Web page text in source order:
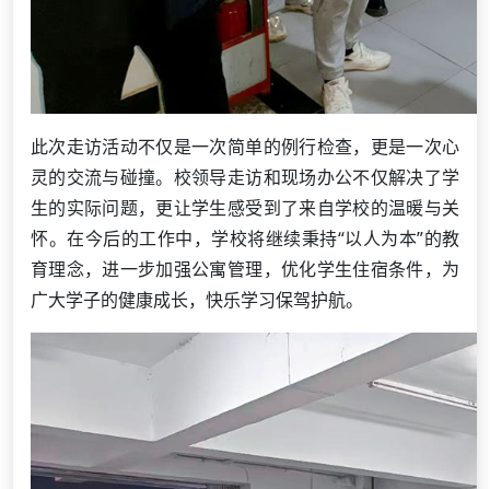
此次走访活动不仅是一次简单的例行检查，更是一次心
灵的交流与碰撞。校领导走访和现场办公不仅解决了学
生的实际问题，更让学生感受到了来自学校的温暖与关
怀。在今后的工作中，学校将继续秉持“以人为本”的教
育理念，进一步加强公寓管理，优化学生住宿条件，为
广大学子的健康成长，快乐学习保驾护航。